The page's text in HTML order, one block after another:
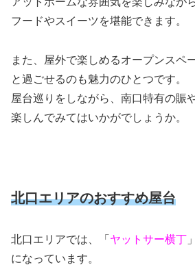
フードやスイーツを堪能できます。
また、屋外で楽しめるオープンスペ
と過ごせるのも魅力のひとつです。
屋台巡りをしながら、南口特有の賑
楽しんでみてはいかがでしょうか。
北口エリアのおすすめ屋台
北口エリアでは、「 ヤットサー横丁
になっています。